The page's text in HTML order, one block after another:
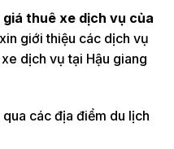
thuê xe dịch vụ của
xin giới thiệu các dịch vụ
dịch vụ tại Hậu giang
các địa điểm du lịch